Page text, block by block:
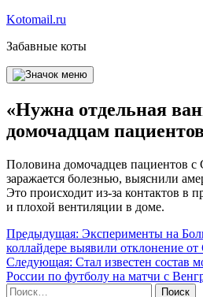
Перейти
содержимому
Kotomail.ru
Забавные коты
«Нужна отдельная
домочадцам
Половина домочадцев пациентов
заражается болезнью, выяснили
Это происходит из-за контактов в
и плохой вентиляции в доме.
Навигация
по
записям
Предыдущая: Эксперименты на
коллайдере выявили отклонение
Следующая: Стал известен состав
России по футболу на матчи с
Найти: